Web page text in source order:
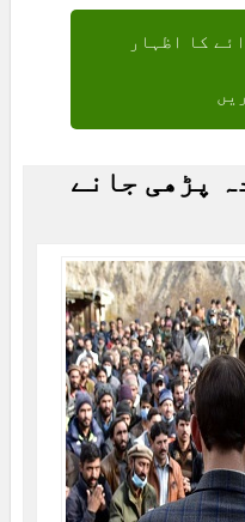
کا اظہار
پڑھی جانے